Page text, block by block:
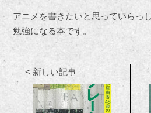
アニメを書きたいと思っていらっ
勉強になる本です。
< 新しい記事